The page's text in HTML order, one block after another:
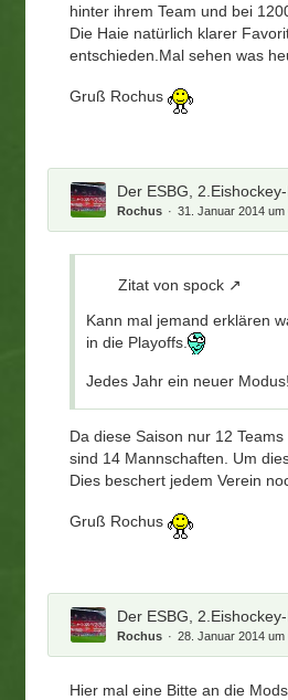
hinter ihrem Team und bei
Die Haie natürlich klarer
entschieden.Mal sehen was
Gruß Rochus
Der ESBG,
Rochus 31. Januar 2014 um
Zitat von spock
Kann mal jemand erklären
in die Playoffs.
Jedes Jahr ein neuer
Da diese Saison nur 12
sind 14 Mannschaften. Um
Dies beschert jedem Verein
Gruß Rochus
Der ESBG,
Rochus 28. Januar 2014 um
Hier mal eine Bitte an die